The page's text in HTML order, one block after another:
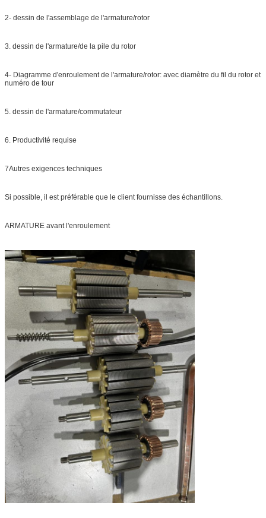
2- dessin de l'assemblage de l'armature/rotor
3. dessin de l'armature/de la pile du rotor
4- Diagramme d'enroulement de l'armature/rotor: avec diamètre du fil du rotor et
numéro de tour
5. dessin de l'armature/commutateur
6. Productivité requise
7Autres exigences techniques
Si possible, il est préférable que le client fournisse des échantillons.
ARMATURE avant l'enroulement